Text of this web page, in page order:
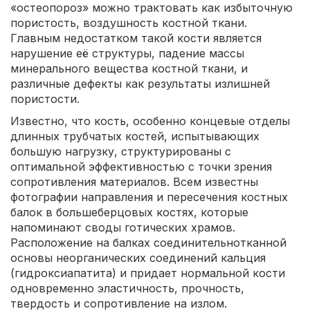
«остеопороз» можно трактовать как избыточную
пористость, воздушность костной ткани.
Главным недостатком такой кости является
нарушение её структуры, падение массы
минерального вещества костной ткани, и
различные дефекты как результаты излишней
пористости.
Известно, что кость, особенно концевые отделы
длинных трубчатых костей, испытывающих
большую нагрузку, структурированы с
оптимальной эффективностью с точки зрения
сопротивления материалов. Всем известны
фотографии направления и пересечения костных
балок в большеберцовых костях, которые
напоминают своды готических храмов.
Расположение на балках соединительнотканной
основы неорганических соединений кальция
(гидроксиапатита) и придает нормальной кости
одновременно эластичность, прочность,
твердость и сопротивление на излом.